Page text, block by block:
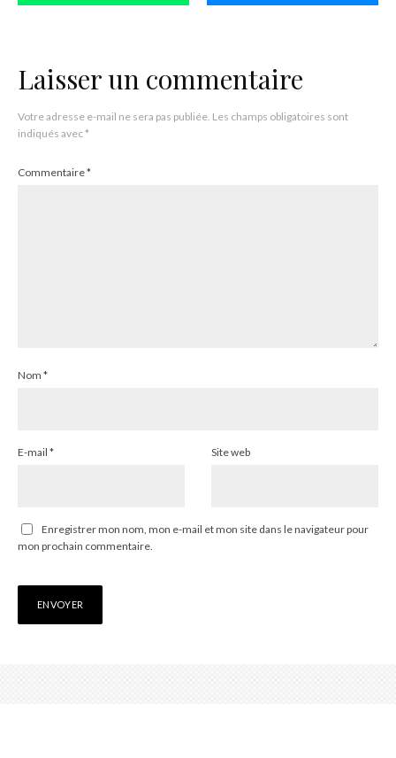
Laisser un commentaire
Votre adresse e-mail ne sera pas publiée. Les champs obligatoires sont
indiqués avec*
Commentaire*
Nom *
E-mail * Site web
Enregistrer mon nom, mon e-mail et mon site dans le navigateur pour
mon prochain commentaire.